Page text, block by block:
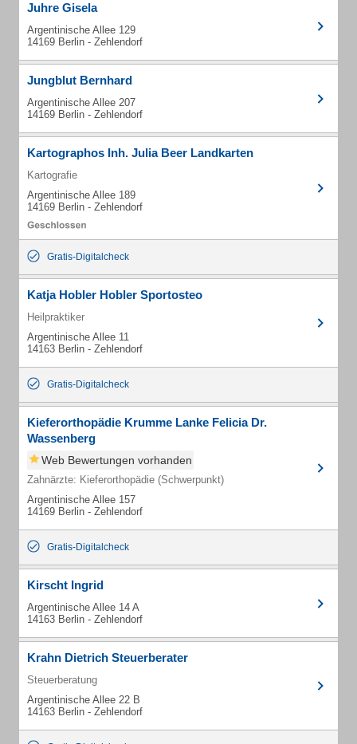
Juhre Gisela
Argentinische Allee 129
14169 Berlin - Zehlendorf
Jungblut Bernhard
Argentinische Allee 207
14169 Berlin - Zehlendorf
Kartographos Inh. Julia Beer Landkarten
Kartografie
Argentinische Allee 189
14169 Berlin - Zehlendorf
Gratis-Digitalcheck
Katja Hobler Hobler Sportosteo
Heilpraktiker
Argentinische Allee 11
14163 Berlin - Zehlendorf
Gratis-Digitalcheck
Kieferorthopädie Krumme Lanke Felicia Dr.
Wassenberg
Web Bewertungen vorhanden
Zahnärzte: Kieferorthopädie (Schwerpunkt)
Argentinische Allee 157
14169 Berlin - Zehlendorf
Gratis-Digitalcheck
Kirscht Ingrid
Argentinische Allee 14 A
14163 Berlin - Zehlendorf
Krahn Dietrich Steuerberater
Steuerberatung
Argentinische Allee 22 B
14163 Berlin - Zehlendorf